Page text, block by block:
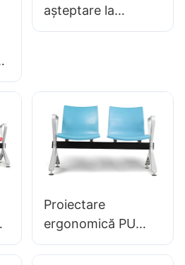
așteptare la
aeroport LC089
Hewei
Proiectare
ergonomică PU
scaune din sală de